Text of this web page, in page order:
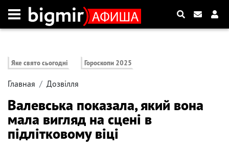
Яке свято сьогодні Гороскопи 2025
Главная Дозвілля
Валевська показала, який вона
мала вигляд на сцені в
підлітковому віці